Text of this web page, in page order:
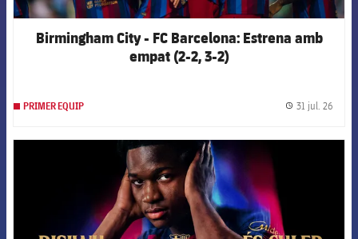
Birmingham City - FC Barcelona: Estrena amb
empat (2-2, 3-2)
PRIMER EQUIP 31 jul. 26
FCB Barcelona badge